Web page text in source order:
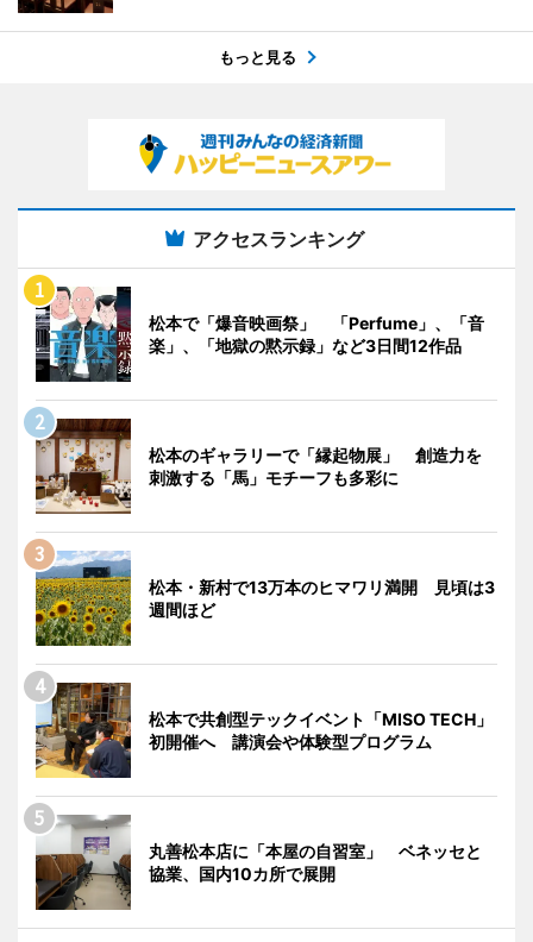
もっと見る
アクセスランキング
松本で「爆音映画祭」 「Perfume」、「音
楽」、「地獄の黙示録」など3日間12作品
松本のギャラリーで「縁起物展」 創造力を
刺激する「馬」モチーフも多彩に
松本・新村で13万本のヒマワリ満開 見頃は3
週間ほど
松本で共創型テックイベント「MISO TECH」
初開催へ 講演会や体験型プログラム
丸善松本店に「本屋の自習室」 ベネッセと
協業、国内10カ所で展開